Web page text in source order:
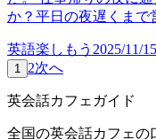
か？平日の夜遅くまで
英語楽しもう 2025/11/15
1 2次へ
英会話カフェガイド
全国の英会話カフェの